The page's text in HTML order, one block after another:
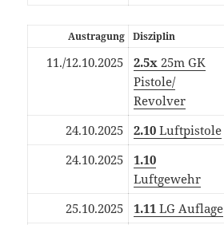
Aus­tra­gung Dis­zi­plin
11./12.10.2025 2.5x 25m GK
Pistole/​
Revolver
24.10.2025 2.10 Luftpistole
24.10.2025
1.10
Luftgewehr
25.10.2025 1.11 LG Auflage